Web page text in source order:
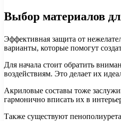
Выбор материалов
Эффективная защита от
варианты, которые помогут
Для начала стоит обратить
воздействиям. Это делает их
Акриловые составы тоже
гармонично вписать их в
Также существуют